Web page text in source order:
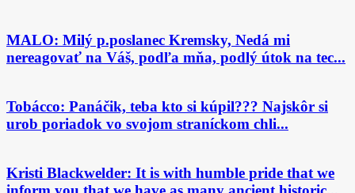
MALO: Milý p.poslanec Kremsky, Nedá mi
nereagovať na Váš, podľa mňa, podlý útok na tec...
Tobácco: Panáčik, teba kto si kúpil??? Najskôr si
urob poriadok vo svojom straníckom chli...
Kristi Blackwelder: It is with humble pride that we